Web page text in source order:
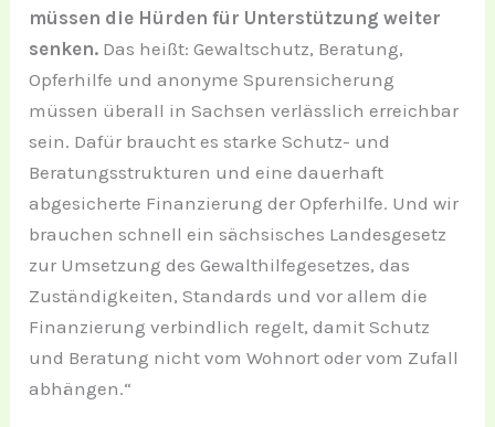
müssen die Hürden für Unterstützung weiter
senken. Das heißt: Gewaltschutz, Beratung,
Opferhilfe und anonyme Spurensicherung
müssen überall in Sachsen verlässlich erreichbar
sein. Dafür braucht es starke Schutz- und
Beratungsstrukturen und eine dauerhaft
abgesicherte Finanzierung der Opferhilfe. Und wir
brauchen schnell ein sächsisches Landesgesetz
zur Umsetzung des Gewalthilfegesetzes, das
Zuständigkeiten, Standards und vor allem die
Finanzierung verbindlich regelt, damit Schutz
und Beratung nicht vom Wohnort oder vom Zufall
abhängen.“